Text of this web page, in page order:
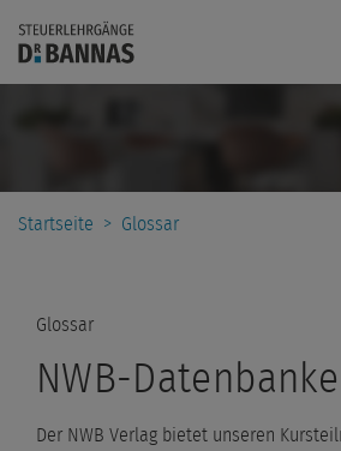
Startseite > Glossar
Glossar
NWB-
Der NWB Verlag bietet unseren